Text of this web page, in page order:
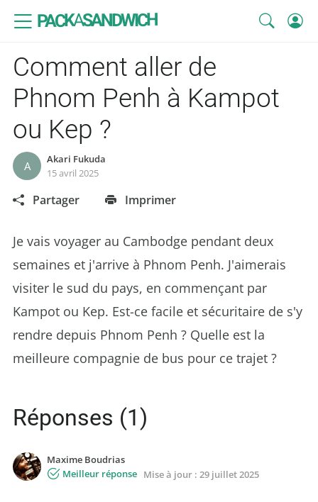
PACKASANDWICH
Comment aller de
Phnom Penh à Kampot
ou Kep ?
A
Akari Fukuda
15 avril 2025
Partager Imprimer
Je vais voyager au Cambodge pendant deux
semaines et j'arrive à Phnom Penh. J'aimerais
visiter le sud du pays, en commençant par
Kampot ou Kep. Est-ce facile et sécuritaire de s'y
rendre depuis Phnom Penh ? Quelle est la
meilleure compagnie de bus pour ce trajet ?
Réponses (1)
Maxime Boudrias
Meilleur réponse Mise à jour : 29 juillet 2025